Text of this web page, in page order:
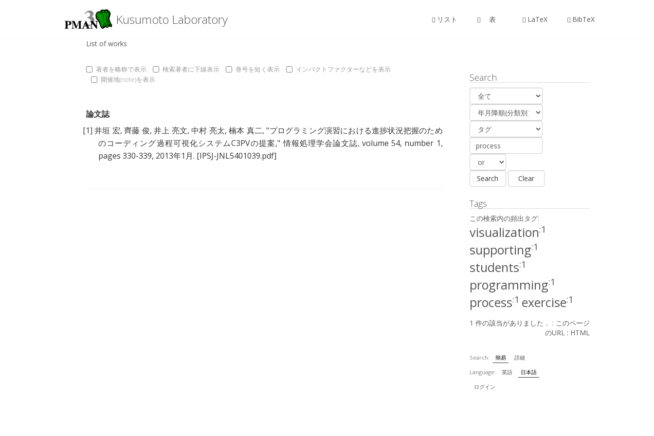
Kusumoto Laboratory リスト 表 LaTeX BibTeX
List of works
著者を略称で表示 検索著者に下線表示 巻号を短く表示
インパクトファクターなどを表示
開催地(note)を表示
論文誌
[1] 井垣 宏,齊藤 俊,井上 亮文, 中村 亮太,楠本 真二, "プログラミング演習における進捗状況把握のため
のコーディング過程可視化システムC3PVの提案," 情報処理学会論文誌, volume 54, number 1,
pages 330-339, 2013年1月. [IPSJ-JNL5401039.pdf]
Search
Tags
この検索内の頻出タグ:
visualization:1
supporting:1
students:1
programming:1
process:1 exercise:1
1 件の該当がありました． : このページ
のURL : HTML
Search: 簡易
詳細
Language:
英語
日本語
ログイン